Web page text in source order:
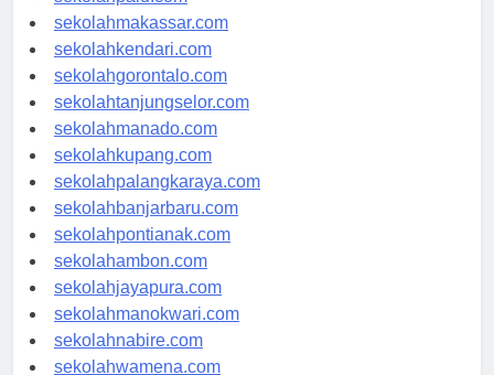
sekolahpalu.com
sekolahmakassar.com
sekolahkendari.com
sekolahgorontalo.com
sekolahtanjungselor.com
sekolahmanado.com
sekolahkupang.com
sekolahpalangkaraya.com
sekolahbanjarbaru.com
sekolahpontianak.com
sekolahambon.com
sekolahjayapura.com
sekolahmanokwari.com
sekolahnabire.com